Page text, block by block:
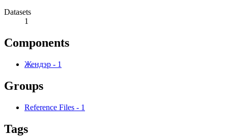
Datasets
1
Components
Жендэр - 1
Groups
Reference Files - 1
Tags